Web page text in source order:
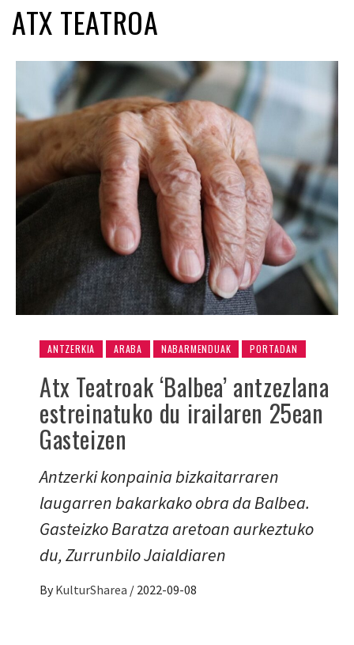
ATX TEATROA
ANTZERKIA ARABA NABARMENDUAK PORTADAN
Atx Teatroak ‘Balbea’ antzezlana
estreinatuko du irailaren 25ean
Gasteizen
Antzerki konpainia bizkaitarraren
laugarren bakarkako obra da Balbea.
Gasteizko Baratza aretoan aurkeztuko
du, Zurrunbilo Jaialdiaren
By KulturSharea / 2022-09-08